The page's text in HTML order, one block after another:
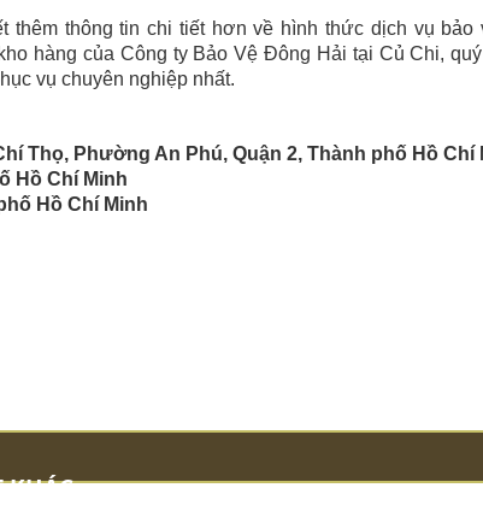
thông tin chi tiết hơn về hình thức dịch vụ bảo
hàng của Công ty Bảo Vệ Đông Hải tại Củ Chi,
vụ chuyên nghiệp nhất.
Thọ, Phường An Phú, Quận 2, Thành phố Hồ Chí
Hồ Chí Minh
Hồ Chí Minh
KHÁC